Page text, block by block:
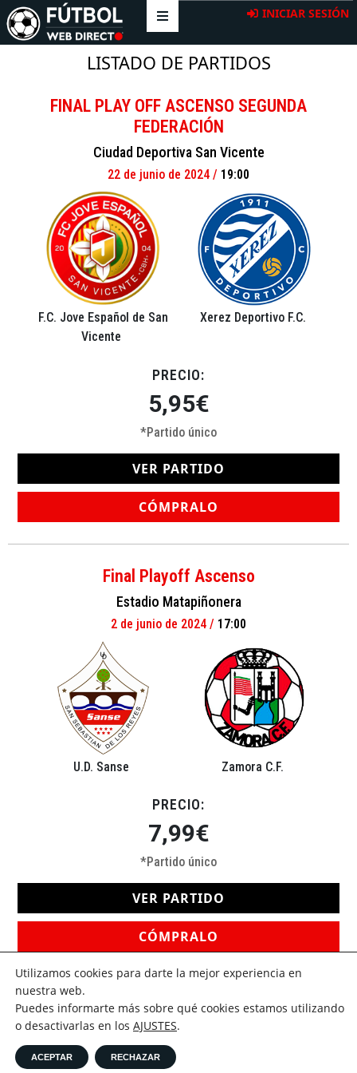
INICIAR SESIÓN
LISTADO DE PARTIDOS
VER PARTIDO
CÓMPRALO
FINAL PLAY OFF ASCENSO SEGUNDA
FEDERACIÓN
Ciudad Deportiva San Vicente
22 de junio de 2024 / 19:00
F.C. Jove Español de San
Vicente
Xerez Deportivo F.C.
PRECIO:
5,95€
*Partido único
VER PARTIDO
CÓMPRALO
Final Playoff Ascenso
Estadio Matapiñonera
2 de junio de 2024 / 17:00
U.D. Sanse Zamora C.F.
PRECIO:
7,99€
*Partido único
AVISO LEGAL POLÍTICA DE PRIVACIDAD
POLÍTICA DE COOKIES
| © Copyright 2024WebDirecto
Utilizamos cookies para darte la mejor experiencia en
nuestra web.
Puedes informarte más sobre qué cookies estamos utilizando
o desactivarlas en los AJUSTES.
ACEPTAR RECHAZAR